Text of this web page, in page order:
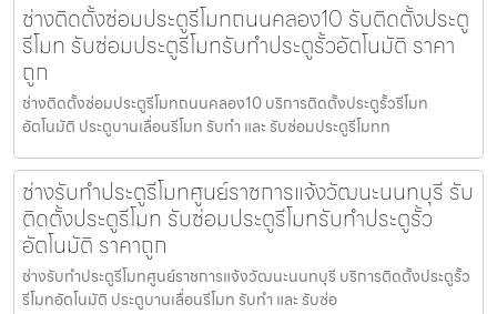
ช่างติดตั้งซ่อมประตูรีโมทถนนคลอง10 รับติดตั้งประตู
รีโมท รับซ่อมประตูรีโมทรับทำประตูรั้วอัตโนมัติ ราคา
ถูก
ช่างติดตั้งซ่อมประตูรีโมทถนนคลอง10 บริการติดตั้งประตูรั้วรีโมท
อัตโนมัติ ประตูบานเลื่อนรีโมท รับทำ และ รับซ่อมประตูรีโมทท
ช่างรับทำประตูรีโมทศูนย์ราชการแจ้งวัฒนะนนทบุรี รับ
ติดตั้งประตูรีโมท รับซ่อมประตูรีโมทรับทำประตูรั้ว
อัตโนมัติ ราคาถูก
ช่างรับทำประตูรีโมทศูนย์ราชการแจ้งวัฒนะนนทบุรี บริการติดตั้งประตูรั้ว
รีโมทอัตโนมัติ ประตูบานเลื่อนรีโมท รับทำ และ รับซ่อ